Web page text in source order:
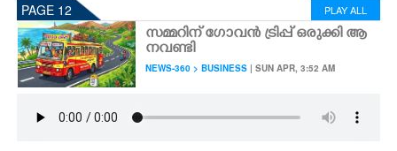
PAGE 12 PLAY ALL
സമ്മറിന് ഗോവൻ ട്രിപ്പ് ഒരുക്കി ആ
നവണ്ടി
NEWS-360 > BUSINESS | SUN APR, 3:52 AM